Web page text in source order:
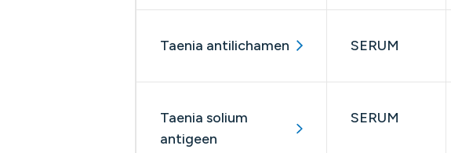
Taenia antilichamen SERUM
Taenia solium
antigeen
SERUM